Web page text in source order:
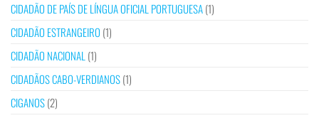
CIDADÃO DE PAÍS DE LÍNGUA OFICIAL PORTUGUESA(1)
CIDADÃO ESTRANGEIRO (1)
CIDADÃO NACIONAL (1)
CIDADÃOS CABO-VERDIANOS(1)
CIGANOS(2)